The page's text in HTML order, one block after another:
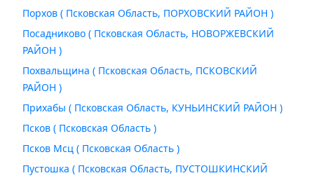
Порхов ( Псковская Область, ПОРХОВСКИЙ РАЙОН )
Посадниково ( Псковская Область, НОВОРЖЕВСКИЙ
РАЙОН )
Похвальщина ( Псковская Область, ПСКОВСКИЙ
РАЙОН )
Прихабы ( Псковская Область, КУНЬИНСКИЙ РАЙОН )
Псков ( Псковская Область )
Псков Мсц ( Псковская Область )
Пустошка ( Псковская Область, ПУСТОШКИНСКИЙ